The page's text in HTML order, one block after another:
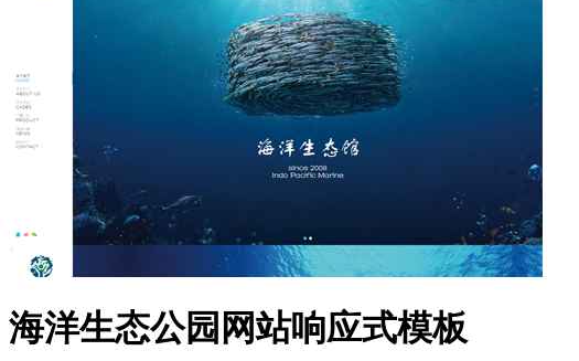
海洋生态公园网站响应式模板